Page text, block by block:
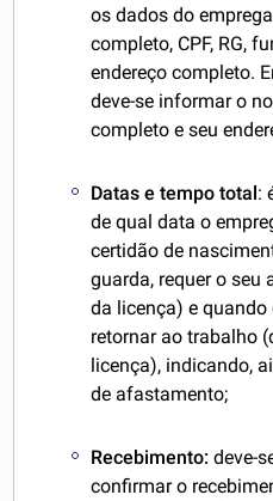
os dados do
completo, CPF, RG,
endereço completo.
deve-se informar o
completo e seu
Datas e tempo total:
de qual data o
certidão de
guarda, requer o
da licença) e quando
retornar ao trabalho
licença), indicando,
de afastamento;
Recebimento: deve-
confirmar o